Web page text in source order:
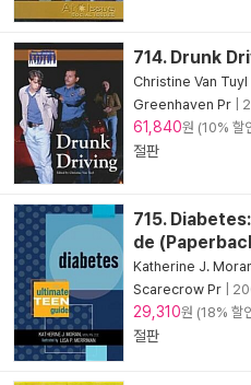
714. Drunk
Christine Van Tuyl
Greenhaven Pr
61,840원 (10% 할
절판
715.
de
Katherine J.
Scarecrow Pr
29,310원 (18% 할
절판